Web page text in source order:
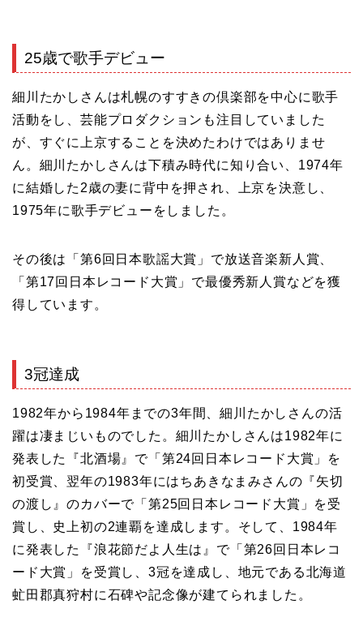
25歳で歌手デビュー
細川たかしさんは札幌のすすきの倶楽部を中心に歌手
活動をし、芸能プロダクションも注目していました
が、すぐに上京することを決めたわけではありませ
ん。細川たかしさんは下積み時代に知り合い、1974年
に結婚した2歳の妻に背中を押され、上京を決意し、
1975年に歌手デビューをしました。
その後は「第6回日本歌謡大賞」で放送音楽新人賞、
「第17回日本レコード大賞」で最優秀新人賞などを獲
得しています。
3冠達成
1982年から1984年までの3年間、細川たかしさんの活
躍は凄まじいものでした。細川たかしさんは1982年に
発表した『北酒場』で「第24回日本レコード大賞」を
初受賞、翌年の1983年にはちあきなまみさんの『矢切
の渡し』のカバーで「第25回日本レコード大賞」を受
賞し、史上初の2連覇を達成します。そして、1984年
に発表した『浪花節だよ人生は』で「第26回日本レコ
ード大賞」を受賞し、3冠を達成し、地元である北海道
虻田郡真狩村に石碑や記念像が建てられました。